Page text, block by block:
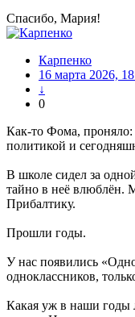
Спасибо, Мария!
Карпенко
16 марта 2026,
↓
0
Как-то Фома, проняло:
политикой и
В школе сидел за
тайно в неё влюблён.
Прибалтику.
Прошли годы.
У нас появились
одноклассников,
Какая уж в наши годы